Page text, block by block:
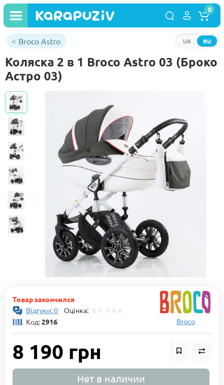
RU
UA
0
Broco Astro
Коляска 2 в 1 Broco Astro 03 (Броко
Астро 03)
Товар закончился
Відгуки: 0 Оцінка:
Код:2916 Broco
8 190 грн
Нет в наличии